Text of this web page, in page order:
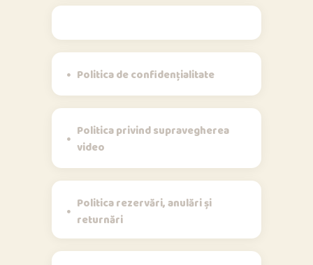
Politica de confidențialitate
Politica privind supravegherea
video
Politica rezervări, anulări și
returnări